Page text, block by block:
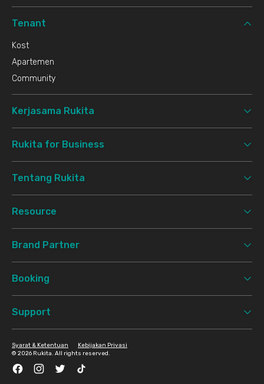
Tenant
Kost
Apartemen
Community
Kerjasama Rukita
Rukita for Business
Tentang Rukita
Resource
Brand Partner
Booking
Support
© 2026 Rukita. All rights reserved.
Syarat & Ketentuan Kebijakan Privasi
FacebookInstagramTwitter TikTok